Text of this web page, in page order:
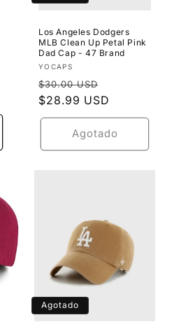
Los Angeles Dodgers
MLB Clean Up Petal Pink
Dad Cap - 47 Brand
Proveedor:
YOCAPS
Precio
habitual
$30.00 USD
de
oferta
$28.99 USD
Agotado
Agotado